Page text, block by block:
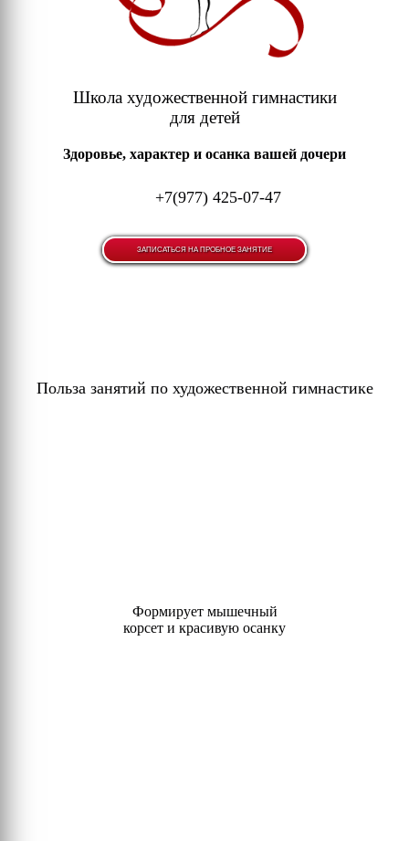
+7(977) 425-07-47
Польза занятий по художественной гимнастике
Формирует мышечный
корсет и красивую осанку